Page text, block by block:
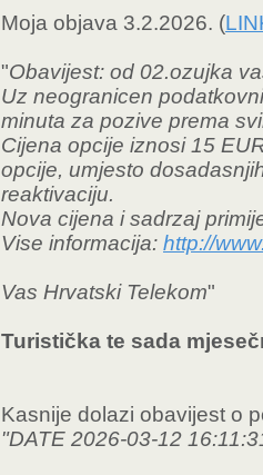
Moja objava 3.2.2026. (
"Obavijest: od 02.ozujka
Uz neogranicen
minuta za pozive prema
Cijena opcije iznosi 15
opcije, umjesto
reaktivaciju.
Nova cijena i sadrzaj
Vise informacija: http://
Vas Hrvatski Telekom"
Turistička te sada
Kasnije dolazi obavijest o
"DATE 2026-03-12